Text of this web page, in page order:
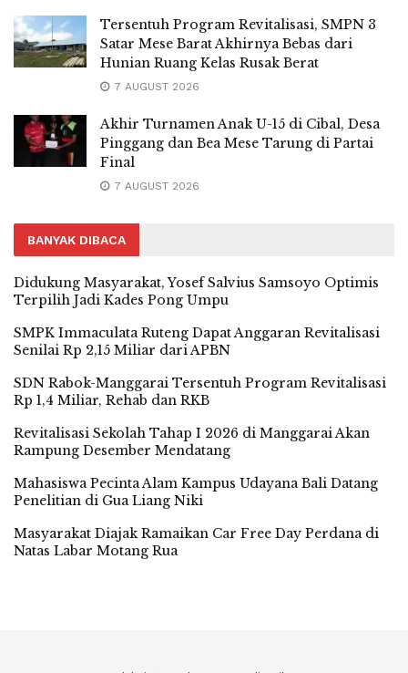
Tersentuh Program Revitalisasi, SMPN 3
Satar Mese Barat Akhirnya Bebas dari
Hunian Ruang Kelas Rusak Berat
7 AUGUST 2026
Akhir Turnamen Anak U-15 di Cibal, Desa
Pinggang dan Bea Mese Tarung di Partai
Final
7 AUGUST 2026
BANYAK DIBACA
Didukung Masyarakat, Yosef Salvius Samsoyo Optimis
Terpilih Jadi Kades Pong Umpu
SMPK Immaculata Ruteng Dapat Anggaran Revitalisasi
Senilai Rp 2,15 Miliar dari APBN
SDN Rabok-Manggarai Tersentuh Program Revitalisasi
Rp 1,4 Miliar, Rehab dan RKB
Revitalisasi Sekolah Tahap I 2026 di Manggarai Akan
Rampung Desember Mendatang
Mahasiswa Pecinta Alam Kampus Udayana Bali Datang
Penelitian di Gua Liang Niki
Masyarakat Diajak Ramaikan Car Free Day Perdana di
Natas Labar Motang Rua